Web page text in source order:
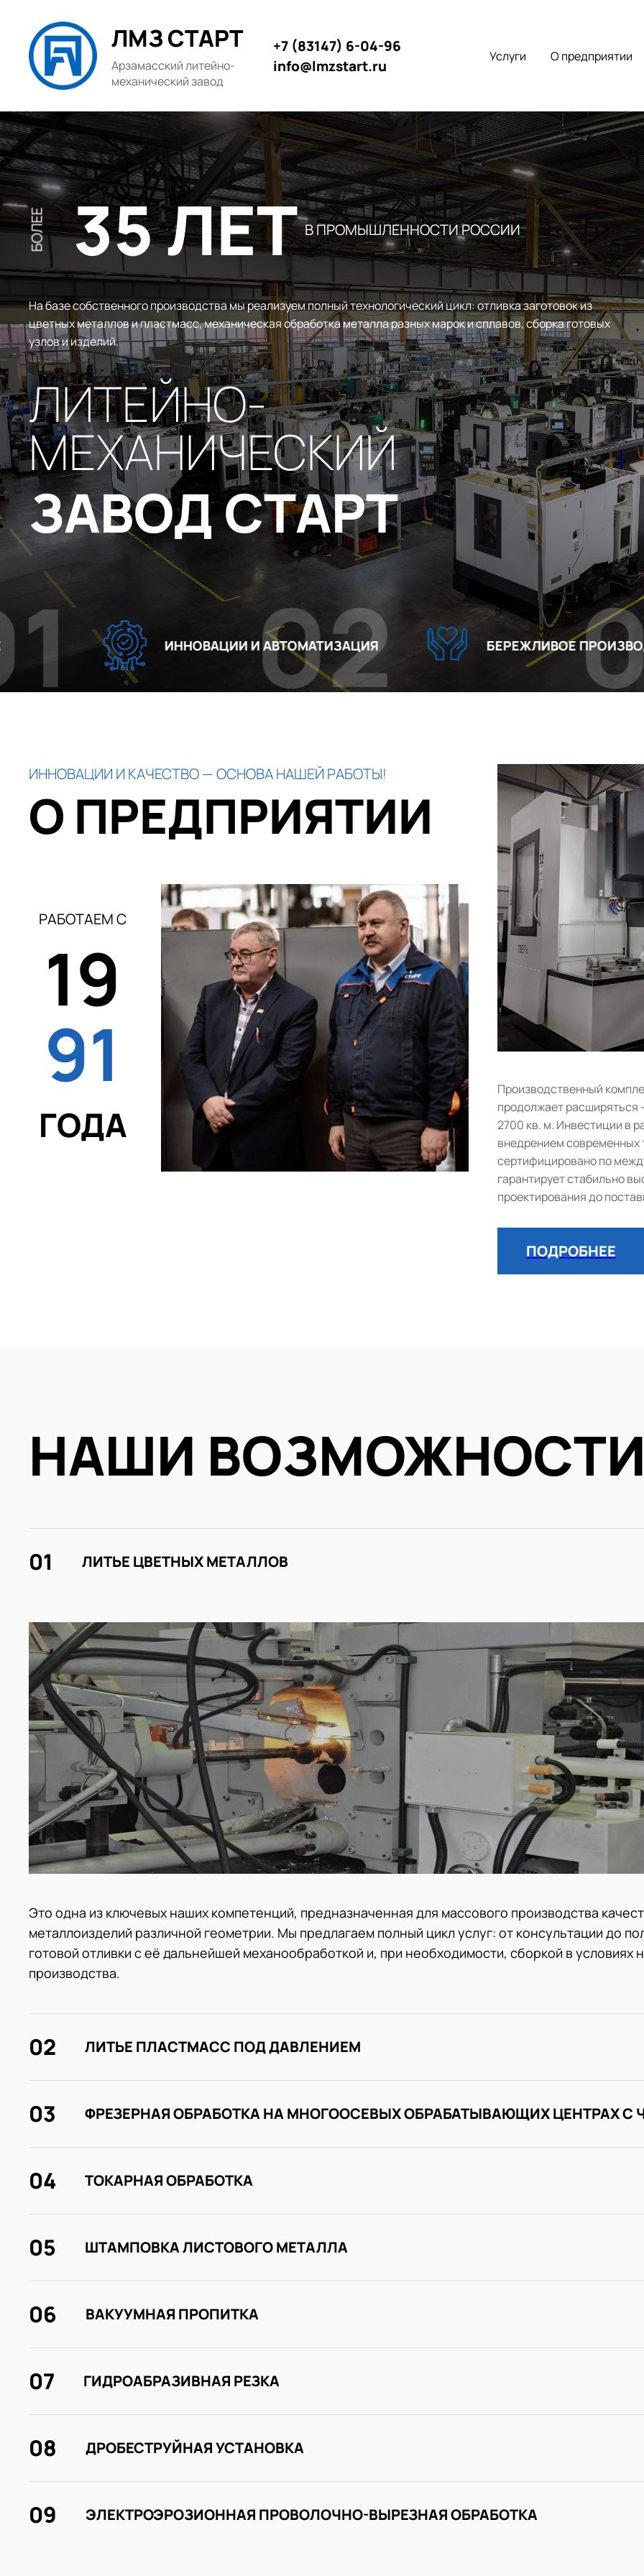
ЛМЗ СТАРТ
Арзамасский литейно-
механический завод
Услуги О предприятии
+7 (83147) 6-04-96
info@lmzstart.ru
БОЛЕЕ 35 ЛЕТ В ПРОМЫШЛЕННОСТИ РОССИИ
На базе собственного производства мы реализуем полный технологический цикл: отливка заготовок из
цветных металлов и пластмасс, механическая обработка металла разных марок и сплавов, сборка готовых
узлов и изделий.
ЛИТЕЙНО-
МЕХАНИЧЕСКИЙ
ЗАВОД СТАРТ
ИННОВАЦИИ И АВТОМАТИЗАЦИЯ
02 БЕРЕЖЛИВОЕ ПРОИЗВОДСТВО
03
ИННОВАЦИИ И КАЧЕСТВО — ОСНОВА НАШЕЙ РАБОТЫ!
О ПРЕДПРИЯТИИ
РАБОТАЕМ С
19
91
ГОДА
Производственный
продолжает расширяться
2700 кв. м. Инвестиции в
внедрением современных
сертифицировано по
гарантирует стабильно
проектирования до
ПОДРОБНЕЕ
НАШИ
ЛИТЬЕ ЦВЕТНЫХ МЕТАЛЛОВ
01
Это одна из ключевых наших компетенций, предназначенная для массового производства
металлоизделий различной геометрии. Мы предлагаем полный цикл услуг: от консультации до
готовой отливки с её дальнейшей механообработкой и, при необходимости, сборкой в условиях
производства.
ЛИТЬЕ ПЛАСТМАСС ПОД ДАВЛЕНИЕМ
02
ФРЕЗЕРНАЯ ОБРАБОТКА НА МНОГООСЕВЫХ ОБРАБАТЫВАЮЩИХ ЦЕНТРАХ С
03
ТОКАРНАЯ ОБРАБОТКА
04
ШТАМПОВКА ЛИСТОВОГО МЕТАЛЛА
05
ВАКУУМНАЯ ПРОПИТКА
06
ГИДРОАБРАЗИВНАЯ РЕЗКА
07
ДРОБЕСТРУЙНАЯ УСТАНОВКА
08
ЭЛЕКТРОЭРОЗИОННАЯ ПРОВОЛОЧНО-ВЫРЕЗНАЯ ОБРАБОТКА
09